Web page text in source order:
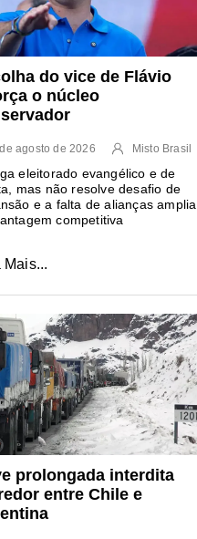
do vice de Flávio
o núcleo
agosto de 2026 Misto Brasil
eleitorado evangélico e de
mas não resolve desafio de
e a falta de alianças amplia
competitiva
Mais...
prolongada interdita
entre Chile e